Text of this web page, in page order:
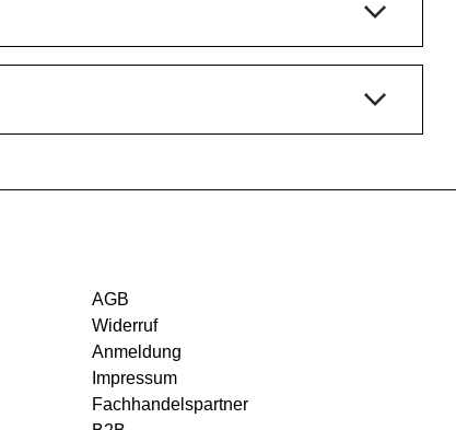
AGB
Widerruf
Anmeldung
Impressum
Fachhandelspartner